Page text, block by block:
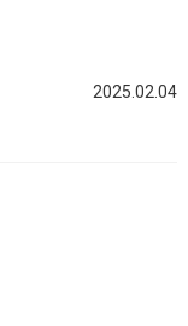
2025.02.04